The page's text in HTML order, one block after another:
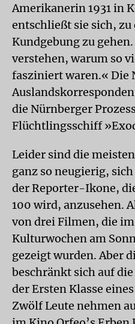
Amerikanerin 1931 in
entschließt sie sich,
Kundgebung zu
verstehen, warum so
fasziniert waren.« Die
die Nürnberger
Flüchtlingsschiff
Leider sind die
ganz so neugierig,
der Reporter-Ikone,
100 wird, anzusehen.
von drei Filmen, die
Kulturwochen am
gezeigt wurden. Aber
beschränkt sich auf
der Ersten Klasse
Zwölf Leute nehmen